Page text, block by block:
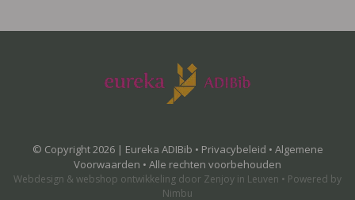
© Copyright 2026 | Eureka ADIBib • Privacybeleid • Algemene
Voorwaarden • Alle rechten voorbehouden
Webdesign & webshop ontwikkeling door Zenjoy in Leuven • Powered by
Nimbu